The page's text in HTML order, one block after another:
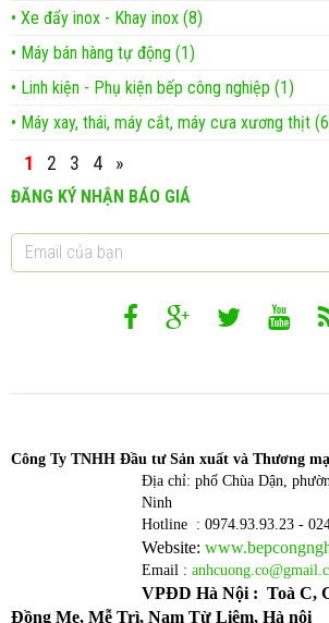
• Xe đẩy inox - Khay inox (8)
• Máy bán hàng tự động (1)
• Linh kiện - Phụ kiện bếp công nghiệp (1)
• Máy xay, thái, máy cắt, máy cưa xương thịt
1 2 3 4 »
ĐĂNG KÝ NHẬN BÁO GIÁ
Công Ty TNHH Đầu tư Sản xuất và Thương
Địa chỉ: phố Chùa Dận,
Ninh
Hotline : 0974.93.93.23 -
Website:
Email :
VPĐD Hà Nội : Toà C,
Đồng Me, Mễ Trì, Nam Từ Liêm, Hà nội